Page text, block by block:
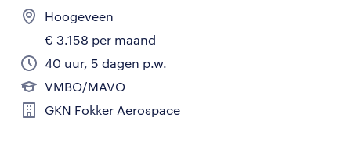
Hoogeveen
€ 3.158 per maand
40 uur, 5 dagen p.w.
VMBO/MAVO
GKN Fokker Aerospace